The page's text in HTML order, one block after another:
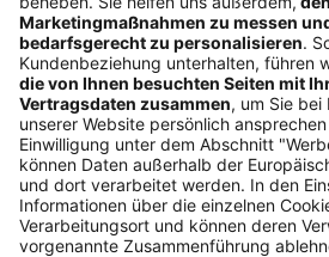
Folgen Sie uns
Postbank Newsletter